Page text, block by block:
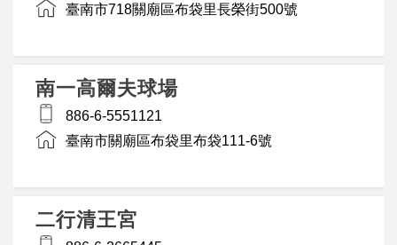
臺南市718關廟區布袋里長榮街500號
南一高爾夫球場
886-6-5551121
臺南市關廟區布袋里布袋111-6號
二行清王宮